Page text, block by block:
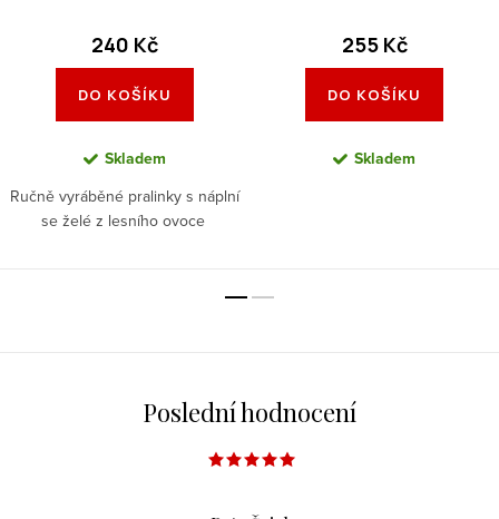
240 Kč
DO KOŠÍKU
Skladem
Ručně vyráběné pralinky s náplní
se želé z lesního ovoce
255 Kč
DO KOŠÍKU
Skladem
Poslední hodnocení